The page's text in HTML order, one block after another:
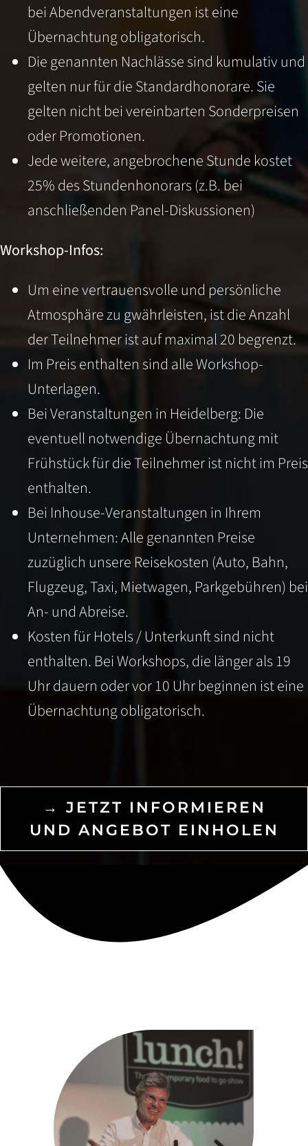
bei Abendveranstaltungen ist eine
Übernachtung obligatorisch.
Die genannten Nachlässe sind kumulativ und
gelten nur für die Standardhonorare. Sie
gelten nicht bei vereinbarten Sonderpreisen
oder Promotionen.
Jede weitere, angebrochene Stunde kostet
25% des Stundenhonorars (z.B. bei
anschließenden Panel-Diskussionen)
Workshop-Infos:
Um eine vertrauensvolle und persönliche
Atmosphäre zu gwährleisten, ist die Anzahl
der Teilnehmer ist auf maximal 20 begrenzt.
Im Preis enthalten sind alle Workshop-
Unterlagen.
Bei Veranstaltungen in Heidelberg: Die
eventuell notwendige Übernachtung mit
Frühstück für die Teilnehmer ist nicht im Preis
enthalten.
Bei Inhouse-Veranstaltungen in Ihrem
Unternehmen: Alle genannten Preise
zuzüglich unsere Reisekosten (Auto, Bahn,
Flugzeug, Taxi, Mietwagen, Parkgebühren) bei
An- und Abreise.
Kosten für Hotels / Unterkunft sind nicht
enthalten. Bei Workshops, die länger als 19
Uhr dauern oder vor 10 Uhr beginnen ist eine
Übernachtung obligatorisch.
→ JETZT INFORMIEREN
UND ANGEBOT EINHOLEN